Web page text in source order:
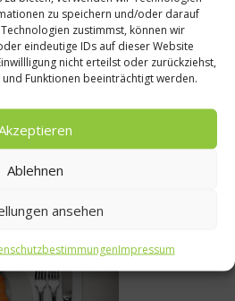
zu speichern und/oder darauf
zustimmst, können wir
eindeutige IDs auf dieser Website
nicht erteilst oder zurückziehst,
Funktionen beeinträchtigt werden.
Ablehnen
ansehen
Impressum
Überfahrt –
Resort